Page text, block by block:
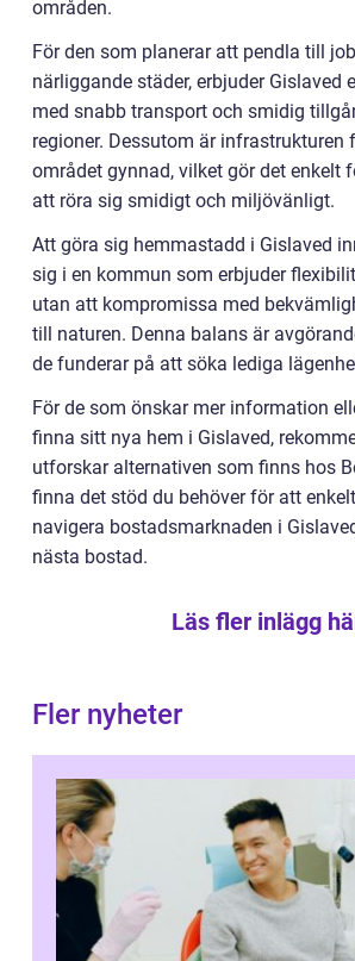
områden.
För den som planerar att pendla till
närliggande städer, erbjuder Gislaved
med snabb transport och smidig
regioner. Dessutom är infrastrukturen
området gynnad, vilket gör det enkelt
att röra sig smidigt och miljövänligt.
Att göra sig hemmastadd i Gislaved
sig i en kommun som erbjuder
utan att kompromissa med
till naturen. Denna balans är
de funderar på att söka lediga
För de som önskar mer information
finna sitt nya hem i Gislaved,
utforskar alternativen som finns hos
finna det stöd du behöver för att
navigera bostadsmarknaden i
nästa bostad.
Läs fler inlägg
Fler nyheter